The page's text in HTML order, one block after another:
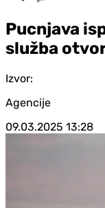
Pucnjava
služba
Izvor:
Agencije
09.03.2025 13:28